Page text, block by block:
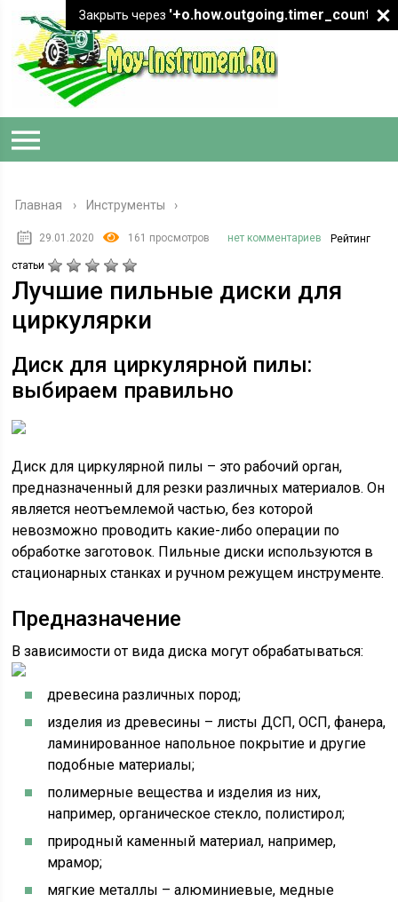
Главная › Инструменты
29.01.2020 161 просмотров нет комментариев Рейтинг
статьи
Лучшие пильные диски для
циркулярки
Диск для циркулярной пилы:
выбираем правильно
Диск для циркулярной пилы – это рабочий орган,
предназначенный для резки различных материалов. Он
является неотъемлемой частью, без которой
невозможно проводить какие-либо операции по
обработке заготовок. Пильные диски используются в
стационарных станках и ручном режущем инструменте.
Предназначение
В зависимости от вида диска могут обрабатываться:
древесина различных пород;
изделия из древесины – листы ДСП, ОСП, фанера,
ламинированное напольное покрытие и другие
подобные материалы;
полимерные вещества и изделия из них,
например, органическое стекло, полистирол;
природный каменный материал, например,
мрамор;
мягкие металлы – алюминиевые, медные
Закрыть через '+o.how.outgoing.timer_count+"